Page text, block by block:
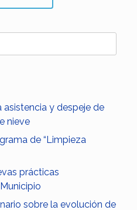
asistencia y despeje de
nieve
de “Limpieza
prácticas
sobre la evolución de